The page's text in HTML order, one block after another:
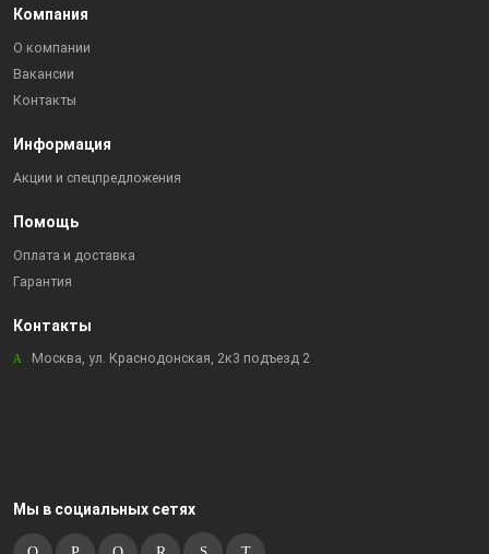
Компания
О компании
Вакансии
Контакты
Информация
Акции и спецпредложения
Помощь
Оплата и доставка
Гарантия
Контакты
Москва, ул. Краснодонская, 2к3 подъезд 2
Мы в социальных сетях